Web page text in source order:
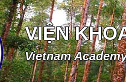
VIỆN
Vietnam